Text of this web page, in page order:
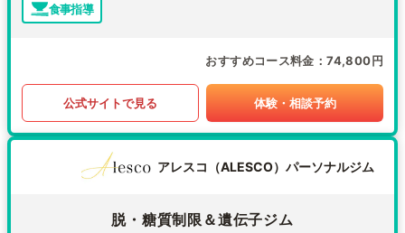
食事指導
おすすめコース料金 74,800円
公式サイトで見る 体験・相談予約
アレスコ（ALESCO）パーソナルジム
脱・糖質制限＆遺伝子ジム